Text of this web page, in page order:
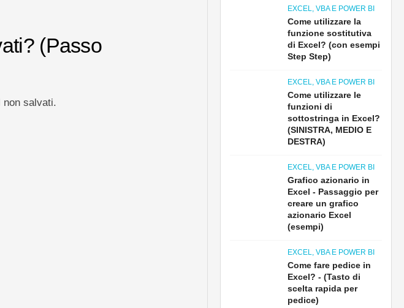
(Passo
non salvati.
EXCEL, VBA E POWER BI
Come utilizzare la
funzione sostitutiva
di Excel? (con esempi
Step Step)
EXCEL, VBA E POWER BI
Come utilizzare le
funzioni di
sottostringa in Excel?
(SINISTRA, MEDIO E
DESTRA)
EXCEL, VBA E POWER BI
Grafico azionario in
Excel - Passaggio per
creare un grafico
azionario Excel
(esempi)
EXCEL, VBA E POWER BI
Come fare pedice in
Excel? - (Tasto di
scelta rapida per
pedice)